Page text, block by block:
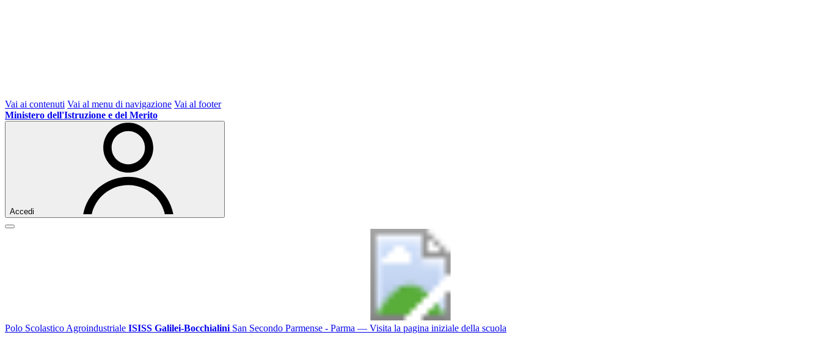
Vai ai contenuti Vai al menu di navigazione Vai al footer
Ministero dell'Istruzione e del Merito
Accedi
Polo Scolastico Agroindustriale ISISS Galilei-Bocchialini San Secondo Parmense - Parma — Visita la pagina iniziale della scuola